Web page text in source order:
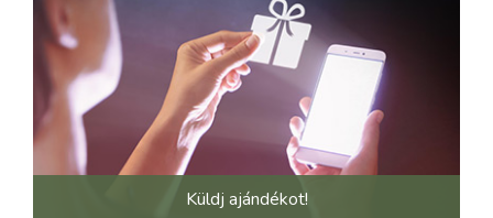
Küldj ajándékot!